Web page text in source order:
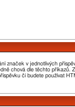
značek v jednotlivých
chová dle těchto příkazů.
či budete používat